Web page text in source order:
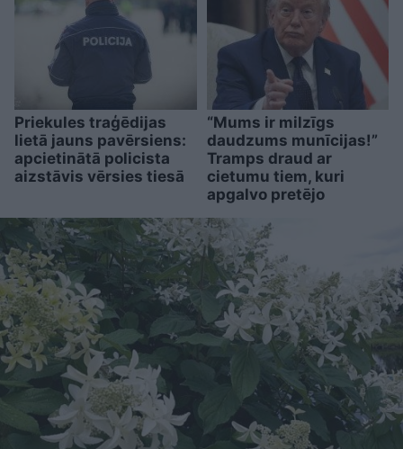
Priekules traģēdijas
lietā jauns pavērsiens:
apcietinātā policista
aizstāvis vērsies tiesā
“Mums ir milzīgs
daudzums munīcijas!”
Tramps draud ar
cietumu tiem, kuri
apgalvo pretējo